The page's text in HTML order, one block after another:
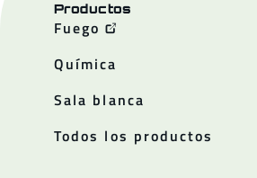
Productos
Fuego
Química
Sala blanca
Todos los productos